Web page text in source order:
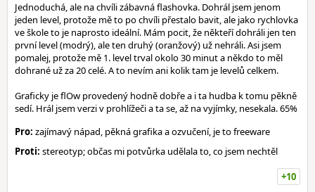
Jednoduchá, ale na chvíli zábavná flashovka. Dohrál jsem jenom
jeden level, protože mě to po chvíli přestalo bavit, ale jako rychlovka
ve škole to je naprosto ideální. Mám pocit, že někteří dohráli jen ten
první level (modrý), ale ten druhý (oranžový) už nehráli. Asi jsem
pomalej, protože mě 1. level trval okolo 30 minut a někdo to měl
dohrané už za 20 celé. A to nevím ani kolik tam je levelů celkem.
Graficky je flOw provedený hodně dobře a i ta hudba k tomu pěkně
sedí. Hrál jsem verzi v prohlížeči a ta se, až na vyjímky, nesekala. 65%
Pro: zajímavý nápad, pěkná grafika a ozvučení, je to freeware
Proti: stereotyp; občas mi potvůrka udělala to, co jsem nechtěl
+10